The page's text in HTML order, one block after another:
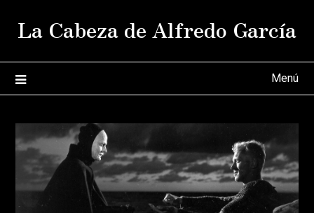
La Cabeza de Alfredo García
Menú